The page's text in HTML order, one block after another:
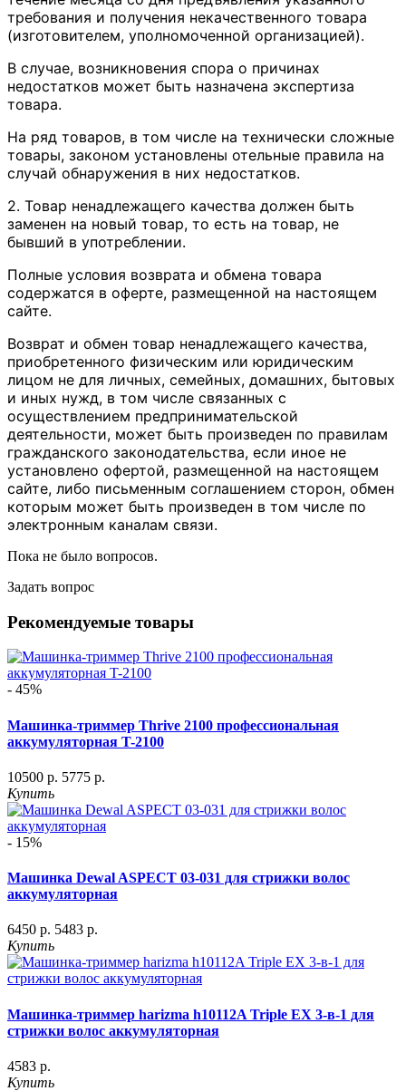
требования и получения некачественного товара
(изготовителем, уполномоченной организацией).
В случае, возникновения спора о причинах
недостатков может быть назначена экспертиза
товара.
На ряд товаров, в том числе на технически сложные
товары, законом установлены отельные правила на
случай обнаружения в них недостатков.
2. Товар ненадлежащего качества должен быть
заменен на новый товар, то есть на товар, не
бывший в употреблении.
Полные условия возврата и обмена товара
содержатся в оферте, размещенной на настоящем
сайте.
Возврат и обмен товар ненадлежащего качества,
приобретенного физическим или юридическим
лицом не для личных, семейных, домашних, бытовых
и иных нужд, в том числе связанных с
осуществлением предпринимательской
деятельности, может быть произведен по правилам
гражданского законодательства, если иное не
установлено офертой, размещенной на настоящем
сайте, либо письменным соглашением сторон, обмен
которым может быть произведен в том числе по
электронным каналам связи.
Пока не было вопросов.
Задать вопрос
Рекомендуемые товары
- 45%
Машинка-триммер Thrive 2100 профессиональная
аккумуляторная T-2100
10500 р. 5775 р.
Купить
- 15%
Машинка Dewal ASPECT 03-031 для стрижки волос
аккумуляторная
6450 р. 5483 р.
Купить
Машинка-триммер harizma h10112A Triple EX 3-в-1 для
стрижки волос аккумуляторная
4583 р.
Купить